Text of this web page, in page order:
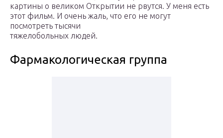
картины о великом Открытии не рвутся. У меня есть
этот фильм. И очень жаль, что его не могут
посмотреть тысячи
тяжелобольных людей.
Фармакологическая группа